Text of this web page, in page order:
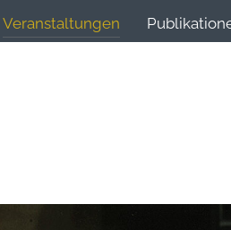
Veranstaltungen